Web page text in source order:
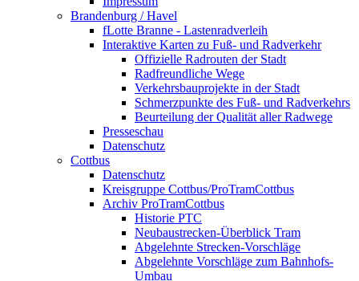
Brandenburg / Havel
fLotte Branne - Lastenradverleih
Interaktive Karten zu Fuß- und Radverkehr
Offizielle Radrouten der Stadt
Radfreundliche Wege
Verkehrsbauprojekte in der Stadt
Schmerzpunkte des Fuß- und Radverkehrs
Beurteilung der Qualität aller Radwege
Presseschau
Datenschutz
Cottbus
Datenschutz
Kreisgruppe Cottbus/ProTramCottbus
Archiv ProTramCottbus
Historie PTC
Neubaustrecken-Überblick Tram
Abgelehnte Strecken-Vorschläge
Abgelehnte Vorschläge zum Bahnhofs-
Umbau